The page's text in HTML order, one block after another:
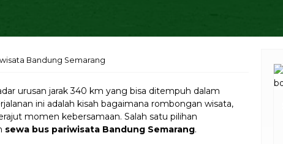
Bandung Semarang
urusan jarak 340 km yang bisa ditempuh dalam
ini adalah kisah bagaimana rombongan wisata,
momen kebersamaan. Salah satu pilihan
sewa bus pariwisata Bandung Semarang.